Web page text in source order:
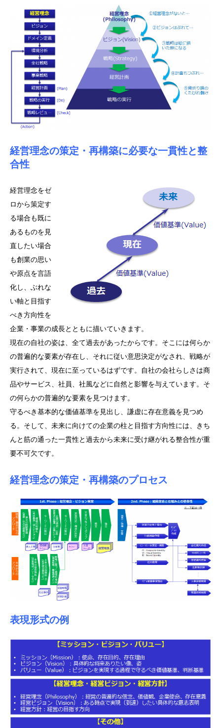
経営理念の策定・再構築に必要な一貫性と整
合性
経営理念をゼ
ロから策定す
る場合も既に
あるものを見
直したい場合
も創業の思い
や原点を言語
化し、ぶれな
い軸と目指す
べき方向性を
企業・事業の成長とともに描いていきます。
現在の自社の姿は、全て過去があったからです。そこには何らか
の普遍的な要素が存在し、それに従い意思決定がなされ、戦略が
実行されて、現在に至っているはずです。自社の会社らしさは商
品やサービス、社員、社風などに自然と影響を与えています。そ
の何らかの普遍的な要素を見つけます。
守るべき基本的な価値基準を見出し、謙虚に存在意義を見つめ
る。そして、未来に向けての企業の柱と目指す方向性には、きち
んと筋の通った一貫性と過去から未来に受け継がれる整合性が重
要不可欠です。
経営理念の策定・再構築のプロセス
表現形式の例